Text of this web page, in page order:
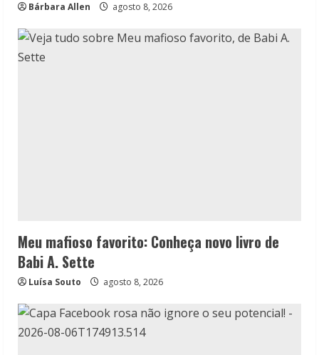
Bárbara Allen agosto 8, 2026
Meu mafioso favorito: Conheça novo livro de
Babi A. Sette
Luísa Souto agosto 8, 2026